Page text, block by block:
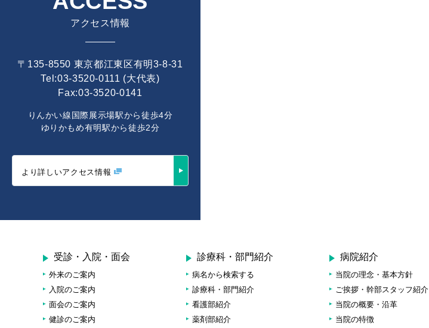
アクセス情報
〒135-8550 東京都江東区有明3-8-31
Tel:03-3520-0111 (大代表)
Fax:03-3520-0141
りんかい線国際展示場駅から徒歩4分
ゆりかもめ有明駅から徒歩2分
より詳しいアクセス情報
受診・入院・面会
外来のご案内
入院のご案内
面会のご案内
健診のご案内
診療科・部門紹介
病名から検索する
診療科・部門紹介
看護部紹介
薬剤部紹介
病院紹介
当院の理念・基本方針
ご挨拶・幹部スタッフ紹介
当院の概要・沿革
当院の特徴